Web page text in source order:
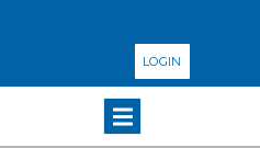
LOGIN